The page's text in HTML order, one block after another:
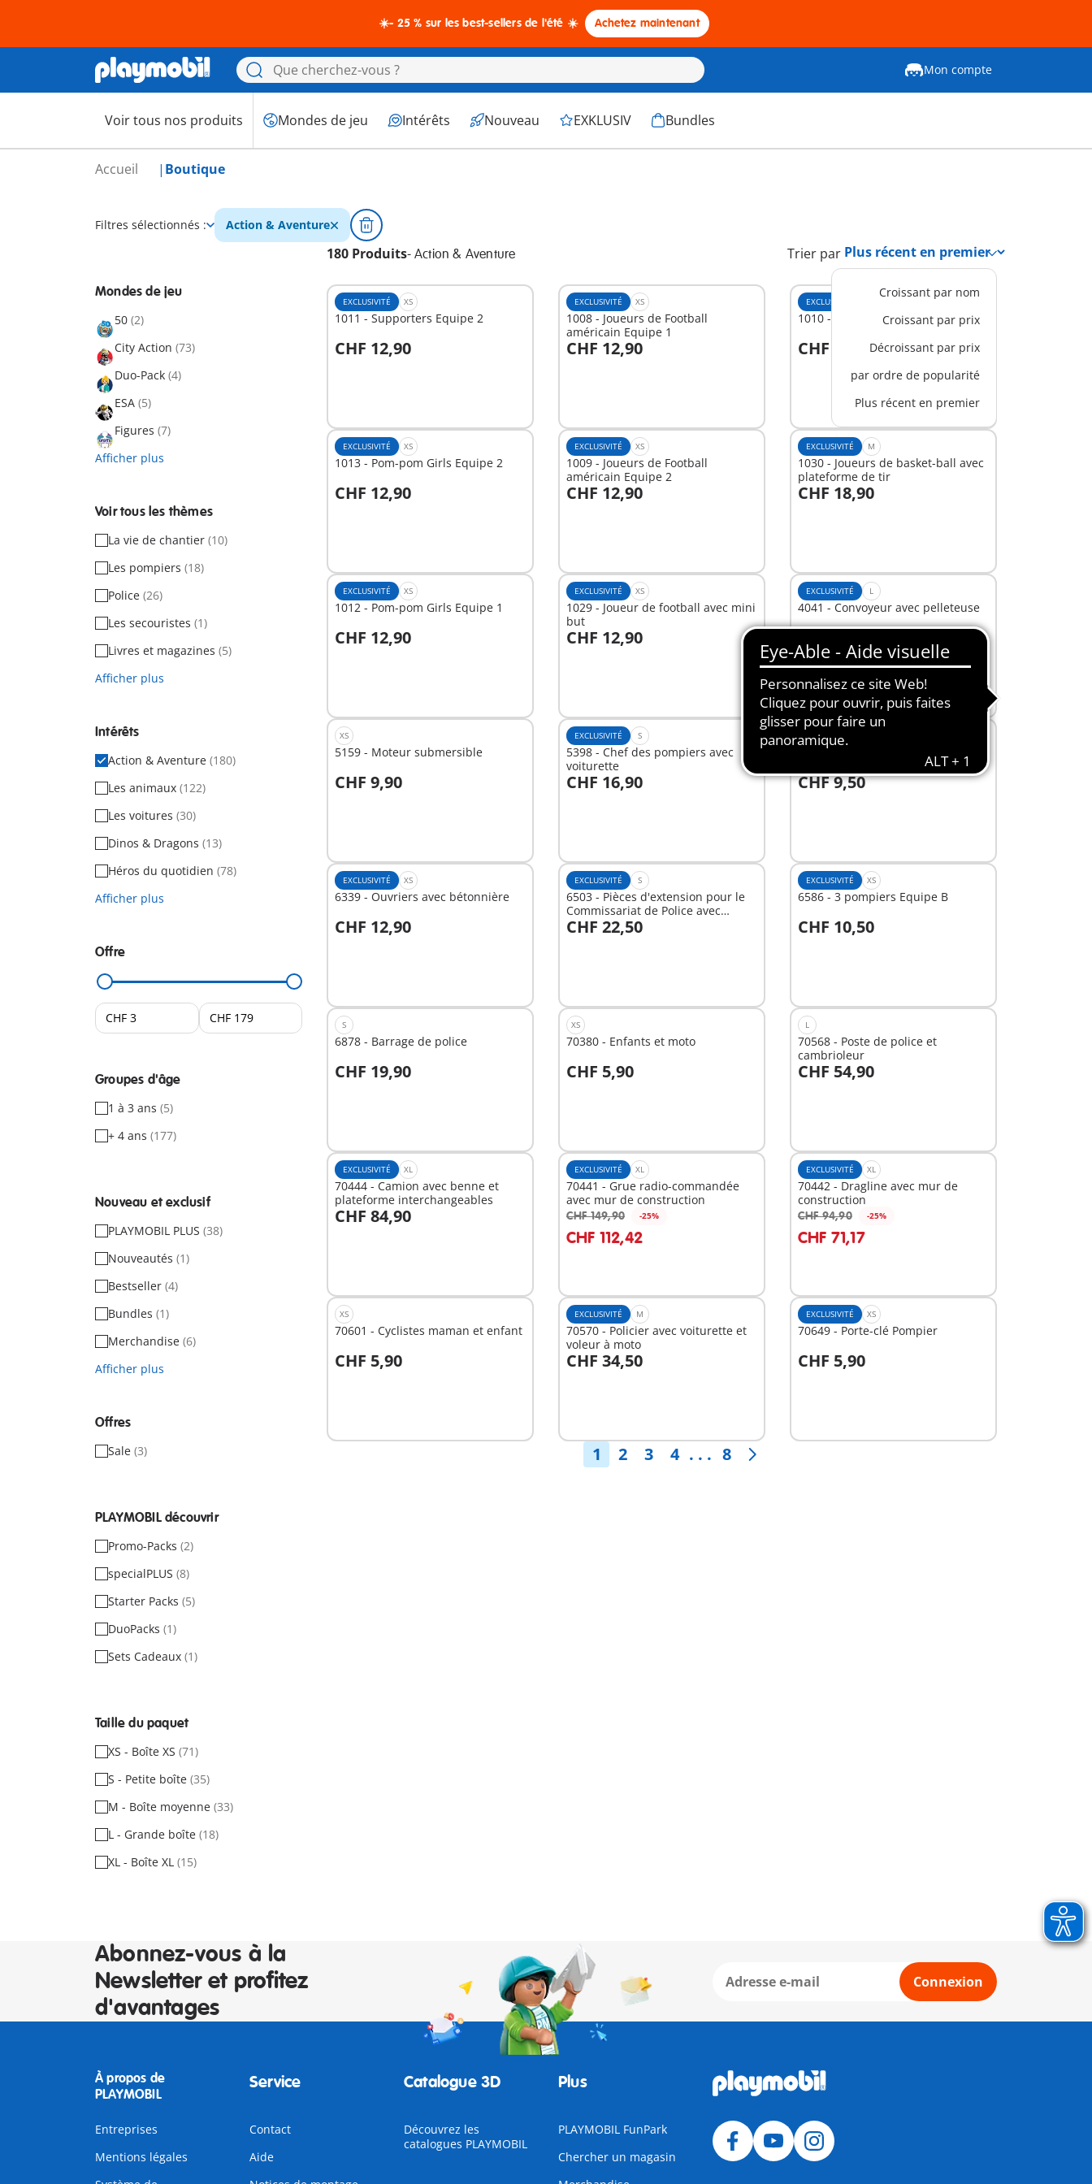
☀️- 25 % sur les best-sellers de l'été ☀️ Achetez maintenant
Mon compte
Voir tous nos produits Mondes de jeu Intérêts Nouveau EXKLUSIV Bundles
Accueil Boutique
Filtres sélectionnés : Action & Aventure
180 Produits- Action & Aventure Trier par
Croissant par nom
Croissant par prix
Décroissant par prix
par ordre de popularité
Plus récent en premier
Mondes de jeu
50 (2)
City Action (73)
Duo-Pack (4)
ESA (5)
Figures (7)
Afficher plus
Voir tous les thèmes
La vie de chantier (10)
Les pompiers (18)
Police (26)
Les secouristes (1)
Livres et magazines (5)
Afficher plus
Intérêts
Action & Aventure (180)
Les animaux (122)
Les voitures (30)
Dinos & Dragons (13)
Héros du quotidien (78)
Afficher plus
Offre
Groupes d'âge
1 à 3 ans (5)
+ 4 ans (177)
Nouveau et exclusif
PLAYMOBIL PLUS (38)
Nouveautés (1)
Bestseller (4)
Bundles (1)
Merchandise (6)
Afficher plus
Offres
Sale (3)
PLAYMOBIL découvrir
Promo-Packs (2)
specialPLUS (8)
Starter Packs (5)
DuoPacks (1)
Sets Cadeaux (1)
Taille du paquet
XS - Boîte XS (71)
S - Petite boîte (35)
M - Boîte moyenne (33)
L - Grande boîte (18)
XL - Boîte XL (15)
EXCLUSIVITÉ XS
1011 - Supporters Equipe 2
CHF 12,90
Au panier
EXCLUSIVITÉ XS
1008 - Joueurs de Football
américain Equipe 1
CHF 12,90
EXCLUSIVITÉ
1010 - Supporters Equipe 1
CHF 12,90
Au panier
EXCLUSIVITÉ XS
1013 - Pom-pom Girls Equipe 2
CHF 12,90
Au panier
EXCLUSIVITÉ XS
1009 - Joueurs de Football
américain Equipe 2
CHF 12,90
EXCLUSIVITÉ M
1030 - Joueurs de basket-ball avec
plateforme de tir
CHF 18,90
Au panier
EXCLUSIVITÉ XS
1012 - Pom-pom Girls Equipe 1
CHF 12,90
Au panier
EXCLUSIVITÉ XS
1029 - Joueur de football avec mini
but
CHF 12,90
Au panier
EXCLUSIVITÉ L
4041 - Convoyeur avec pelleteuse
CHF 42,67
Au panier
XS
5159 - Moteur submersible
CHF 9,90
EXCLUSIVITÉ S
5398 - Chef des pompiers avec
voiturette
CHF 16,90
Au panier
EXCLUSIVITÉ
6241 - Lest pour Bateau pirate des
CHF 9,50
EXCLUSIVITÉ XS
6339 - Ouvriers avec bétonnière
CHF 12,90
Au panier
EXCLUSIVITÉ S
6503 - Pièces d'extension pour le
Commissariat de Police avec
Prison/Système d'alarme
CHF 22,50
Au panier
EXCLUSIVITÉ XS
6586 - 3 pompiers Equipe B
CHF 10,50
Au panier
S
6878 - Barrage de police
CHF 19,90
Au panier
XS
70380 - Enfants et moto
CHF 5,90
Au panier
L
70568 - Poste de police et
cambrioleur
CHF 54,90
Au panier
EXCLUSIVITÉ XL
70444 - Camion avec benne et
plateforme interchangeables
CHF 84,90
Au panier
EXCLUSIVITÉ XL
70441 - Grue radio-commandée
avec mur de construction
CHF 149,90 -25%
CHF 112,42
EXCLUSIVITÉ XL
70442 - Dragline avec mur de
construction
CHF 94,90 -25%
CHF 71,17
XS
70601 - Cyclistes maman et enfant
CHF 5,90
Au panier
EXCLUSIVITÉ M
70570 - Policier avec voiturette et
voleur à moto
CHF 34,50
Au panier
EXCLUSIVITÉ XS
70649 - Porte-clé Pompier
CHF 5,90
Au panier
1 2 3 4 . . . 8
Abonnez-vous à la
Newsletter et profitez
d'avantages
Connexion
À propos de
PLAYMOBIL
Entreprises
Mentions légales
Service
Contact
Aide
Catalogue 3D
Découvrez les
catalogues PLAYMOBIL
Plus
PLAYMOBIL FunPark
Chercher un magasin